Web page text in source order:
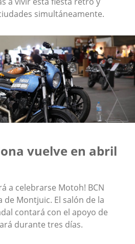
simultáneamente.
vuelve en abril
a celebrarse Motoh! BCN
de Montjuic. El salón de la
contará con el apoyo de
durante tres días.